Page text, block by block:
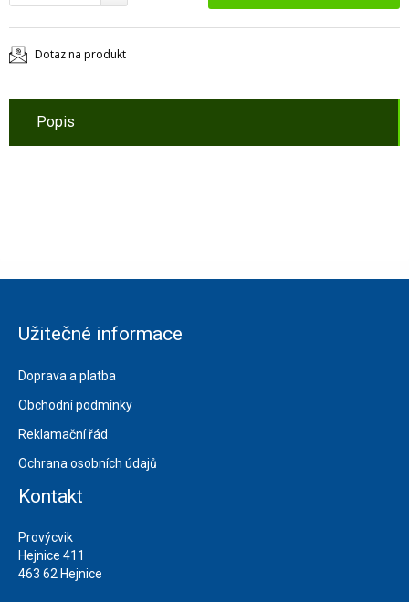
Dotaz na produkt
Popis
Užitečné informace
Doprava a platba
Obchodní podmínky
Reklamační řád
Ochrana osobních údajů
Kontakt
Provýcvik
Hejnice 411
463 62 Hejnice